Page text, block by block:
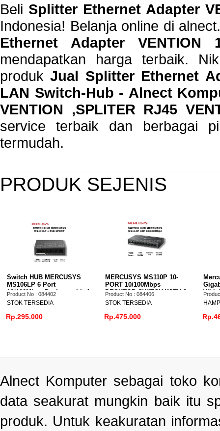
Beli Splitter Ethernet Adapter
Indonesia! Belanja online di
Ethernet Adapter
mendapatkan harga terbaik.
produkJual Splitter Ethernet
LAN Switch-Hub - Alnect
VENTION ,SPLITER RJ45
service terbaik dan berbagai
termudah.
PRODUK SEJENIS
with 4
MERCUSYS MS110P 10-
PORT 10/100Mbps
DESKTOP SWITCH WITH 8-
PORT PoE+
Product No : 084406
STOK TERSEDIA
Mercusys MS108GP 8-
Gigabit Desktop Switch
With 7-Port Poe+ MS108
Product No : 084405
HAMPIR HABIS
Alnect Komputer sebagai toko
data seakurat mungkin baik itu
produk. Untuk keakuratan